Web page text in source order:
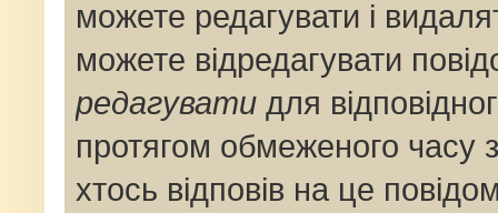
можете редагувати і
можете відредагувати
редагувати для
протягом обмеженого
хтось відповів на це